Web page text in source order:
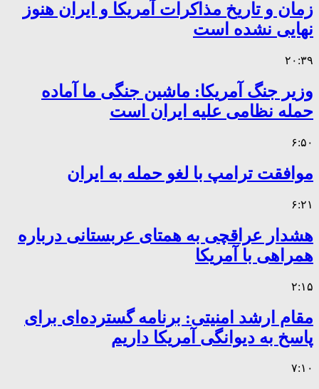
زمان و تاریخ مذاکرات آمریکا و ایران هنوز
نهایی نشده است
۲۰:۳۹
وزیر جنگ آمریکا: ماشین جنگی ما آماده
حمله نظامی علیه ایران است
۶:۵۰
موافقت ترامپ با لغو حمله به ایران
۶:۲۱
هشدار عراقچی به همتای عربستانی درباره
همراهی با آمریکا
۲:۱۵
مقام ارشد امنیتی: برنامه گسترده‌ای برای
پاسخ به دیوانگی آمریکا داریم
۷:۱۰